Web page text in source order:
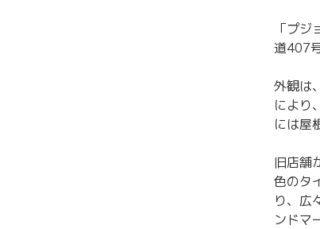
「プ
道407
外観は
により
には屋
旧店舗
色のタ
り、広
ンドマ